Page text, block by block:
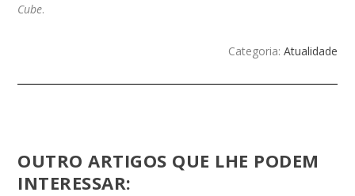
Cube.
Categoria: Atualidade
OUTRO ARTIGOS QUE LHE PODEM
INTERESSAR: